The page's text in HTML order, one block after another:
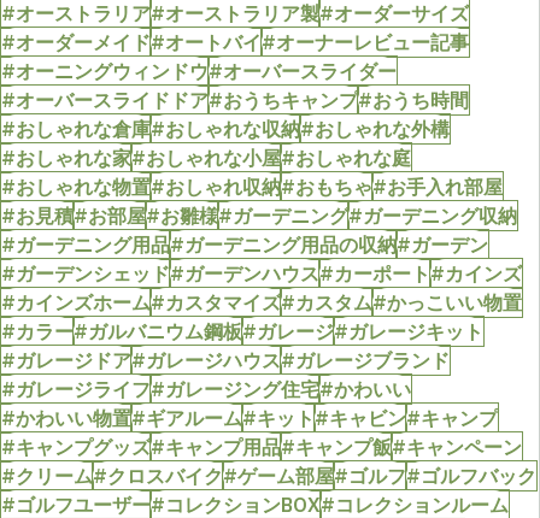
#オーストラリア#オーストラリア製#オーダーサイズ
#オーダーメイド#オートバイ#オーナーレビュー記事
#オーニングウィンドウ#オーバースライダー
#オーバースライドドア#おうちキャンプ#おうち時間
#おしゃれな倉庫#おしゃれな収納#おしゃれな外構
#おしゃれな家#おしゃれな小屋#おしゃれな庭
#おしゃれな物置#おしゃれ収納#おもちゃ#お手入れ部屋
#お見積#お部屋#お雛様#ガーデニング#ガーデニング収納
#ガーデニング用品#ガーデニング用品の収納#ガーデン
#ガーデンシェッド#ガーデンハウス#カーポート#カインズ
#カインズホーム#カスタマイズ#カスタム#かっこいい物置
#カラー#ガルバニウム鋼板#ガレージ#ガレージキット
#ガレージドア#ガレージハウス#ガレージブランド
#ガレージライフ#ガレージング住宅#かわいい
#かわいい物置#ギアルーム#キット#キャビン#キャンプ
#キャンプグッズ#キャンプ用品#キャンプ飯#キャンペーン
#クリーム#クロスバイク#ゲーム部屋#ゴルフ#ゴルフバック
#ゴルフユーザー#コレクションBOX#コレクションルーム